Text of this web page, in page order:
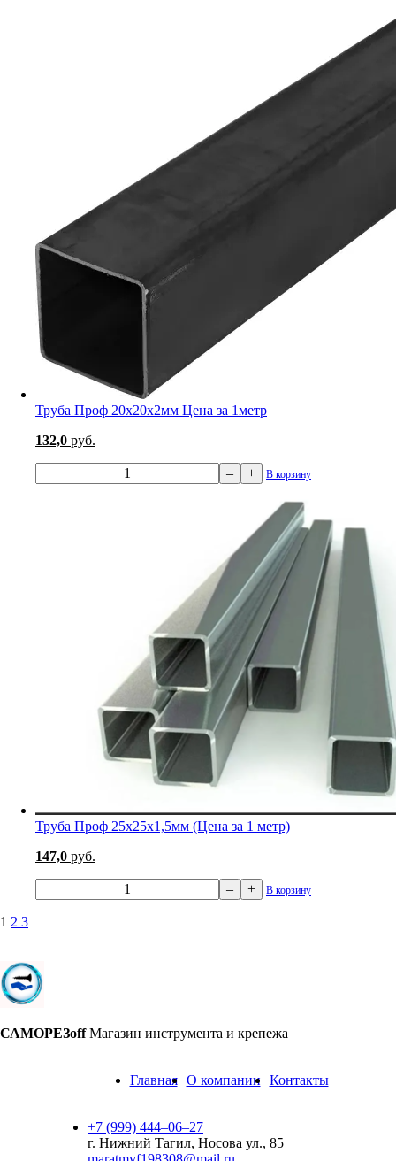
Труба Проф 20х20х2мм Цена за 1метр
132,0 руб.
– + В корзину
Труба Проф 25х25х1,5мм (Цена за 1 метр)
147,0 руб.
– + В корзину
1 2 3
САМОРЕЗoff Магазин инструмента и крепежа
Главная О компании Контакты
+7 (999) 444‒06‒27
г. Нижний Тагил, Носова ул., 85